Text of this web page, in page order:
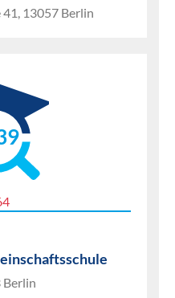
13057 Berlin
Berlin